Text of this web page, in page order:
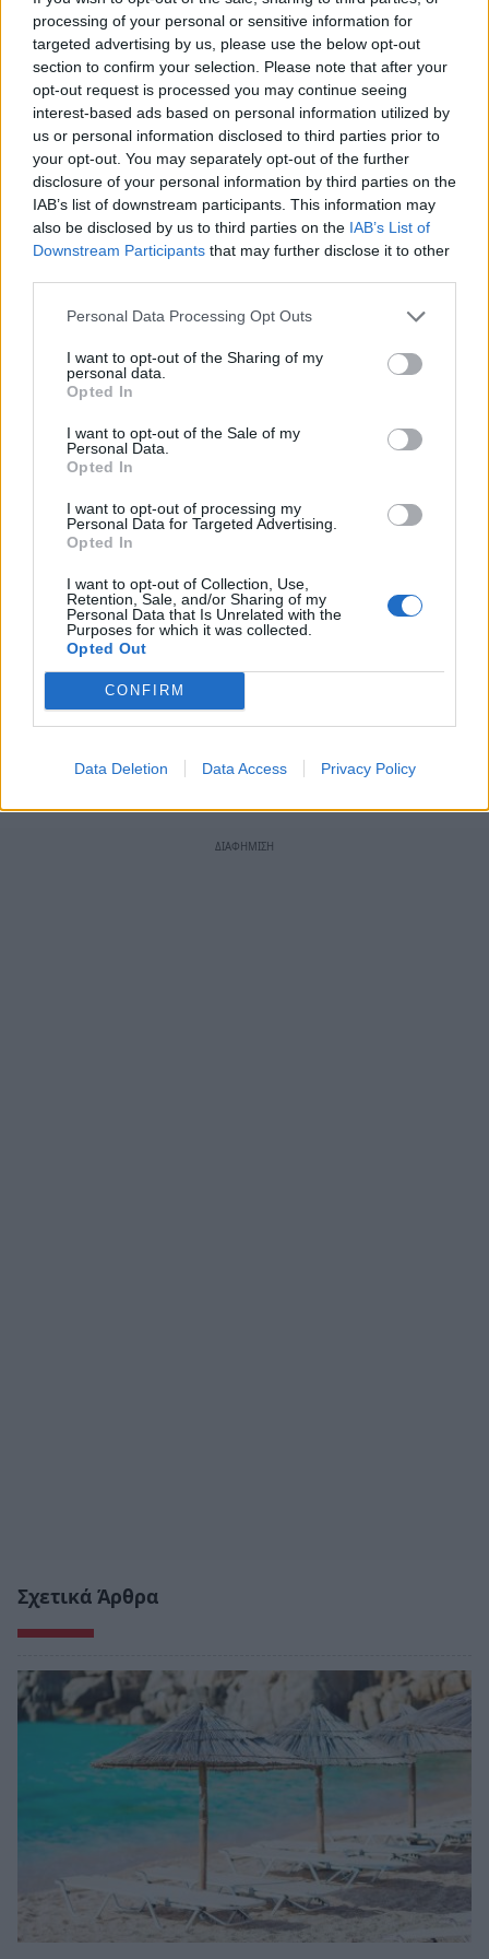
processing of your personal or sensitive information for
targeted advertising by us, please use the below opt-out
section to confirm your selection. Please note that after your
opt-out request is processed you may continue seeing
interest-based ads based on personal information utilized by
us or personal information disclosed to third parties prior to
your opt-out. You may separately opt-out of the further
disclosure of your personal information by third parties on the
IAB’s list of downstream participants. This information may
also be disclosed by us to third parties on the IAB’s List of
Downstream Participants that may further disclose it to other
Personal Data Processing Opt Outs
I want to opt-out of the Sharing of my
personal data.
Opted In
I want to opt-out of the Sale of my
Personal Data.
Opted In
I want to opt-out of processing my
Personal Data for Targeted Advertising.
Opted In
I want to opt-out of Collection, Use,
Retention, Sale, and/or Sharing of my
Personal Data that Is Unrelated with the
Purposes for which it was collected.
Opted Out
CONFIRM
Data Deletion Data Access Privacy Policy
ίδιας Περιφερειακής Ενότητας στα διοικητικά
όρια της οποίας εδρεύει το τμήμα ΑΕΙ του
φοιτητή, σε πόλη άλλη της κύριας κατοικίας του.
Ειδικότερα, για την ευρύτερη περιοχή της
Θεσσαλονίκης, το πολεοδομικό συγκρότημα
Θεσσαλονίκης θεωρείται ως μία πόλη,
συμπεριλαμβανομένων και των πόλεων ή
περιοχών του που απέχουν από το κέντρο της
Θεσσαλονίκης λιγότερο από 20 χιλιόμετρα.
Ως μία πόλη θεωρείται επίσης και ο νομός
Αττικής, πλην των νησιωτικών περιοχών του
καθώς και των πόλεων ή περιοχών που απέχουν
περισσότερο από 40 χιλιόμετρα από το κέντρο
της Αθήνας. Στις περιπτώσεις αυτές η μίσθωση
θα πρέπει να αφορά ακίνητο εντός του
πολεοδομικού συγκροτήματος Θεσσαλονίκης ή
της «πόλης» της Αθήνας αντίστοιχα.
Ακολουθήστε τοnotospress.grστο Google News και
μάθετε πρώτοιόλες τις ειδήσεις
TAGS: ΕΠΙΔΟΜΑ
ΦΟΙΤΗΤΙΚΟ ΣΤΕΓΑΣΤΙΚΟ ΕΠΙΔΟΜΑ
ΔΙΚΑΙΟΥΧΟΙ
Σχετικά Άρθρα